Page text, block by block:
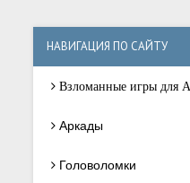
НАВИГАЦИЯ ПО САЙТУ
Взломанные игры для
Аркады
Головоломки